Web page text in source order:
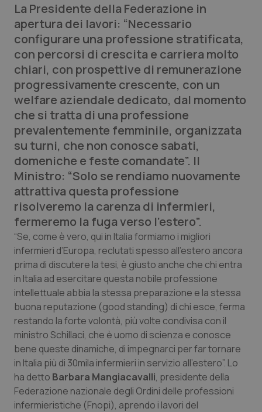
Campania
Emilia-Romagna
Friuli Venezia Giulia
Lazio
Liguria
Lombardia
Marche
Molise
Piemonte
Provincia Autonoma di Bolzano
Provincia Autonoma di Trento
Puglia
Sardegna
Car-T
Colesterolo & coronaropatie
Dermatite Atopica
Diabete & glucometri
Disturbi dell’umore
Dolore
Donna & Salute
Epatiti
HIV
Infezioni & Febbre
Ipertensione & Scompenso
Malattie rare
Malattia di Crohn & Rettocolite Ulcerosa
La Presidente della Federazione in
apertura dei lavori: “Necessario
configurare una professione stratificata,
con percorsi di crescita e carriera molto
chiari, con prospettive di remunerazione
progressivamente crescente, con un
welfare aziendale dedicato, dal momento
che si tratta di una professione
prevalentemente femminile, organizzata
su turni, che non conosce sabati,
domeniche e feste comandate”. Il
Ministro: “Solo se rendiamo nuovamente
attrattiva questa professione
risolveremo la carenza di infermieri,
fermeremo la fuga verso l’estero”.
“Se, come è vero, qui in Italia formiamo i migliori
infermieri d’Europa, reclutati spesso all’estero ancora
prima di discutere la tesi, è giusto anche che chi entra
in Italia ad esercitare questa nobile professione
intellettuale abbia la stessa preparazione e la stessa
buona reputazione (good standing) di chi esce, ferma
restando la forte volontà, più volte condivisa con il
ministro Schillaci, che è uomo di scienza e conosce
bene queste dinamiche, di impegnarci per far tornare
in Italia più di 30mila infermieri in servizio all’estero”. Lo
ha detto Barbara Mangiacavalli, presidente della
Federazione nazionale degli Ordini delle professioni
infermieristiche (Fnopi), aprendo i lavori del